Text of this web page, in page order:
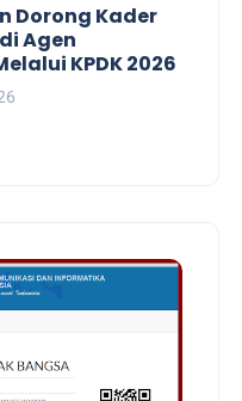
Dorong Kader
Agen
KPDK 2026